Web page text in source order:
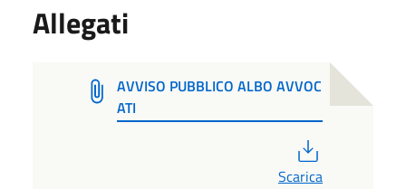
Allegati
AVVISO PUBBLICO ALBO AVVOC
ATI
Scarica